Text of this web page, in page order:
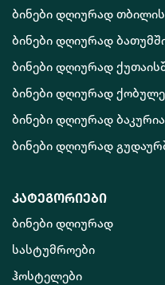
ბინები დღიურად
ბინები დღიურად
ბინები დღიურად
ბინები დღიურად
ბინები დღიურად
ბინები დღიურად
კატეგორიები
ბინები დღიურად
სასტუმროები
ჰოსტელები